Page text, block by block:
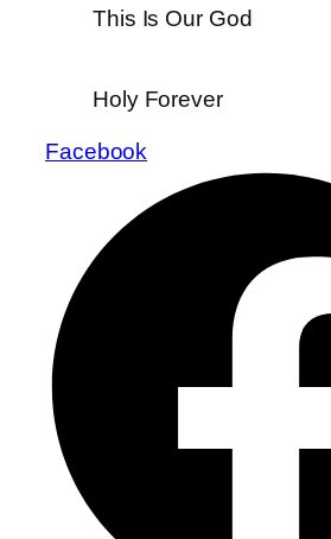
This Is Our God
Holy Forever
Facebook